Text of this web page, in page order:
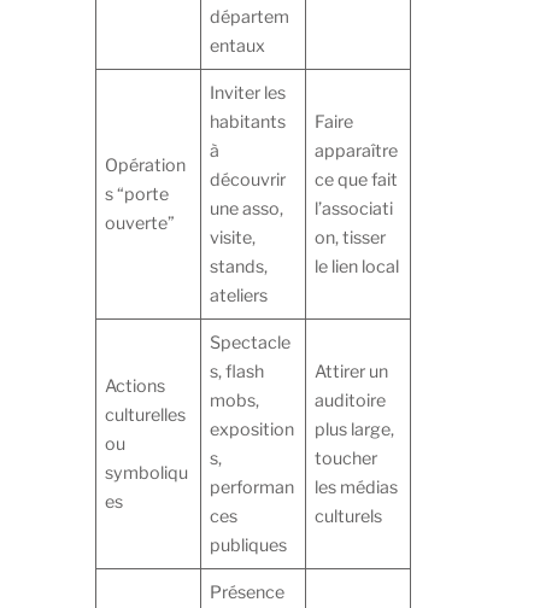
départem
entaux
Opération
s “porte
ouverte”
Inviter les
habitants
à
découvrir
une asso,
visite,
stands,
ateliers
Faire
apparaître
ce que fait
l’associati
on, tisser
le lien local
Actions
culturelles
ou
symboliqu
es
Spectacle
s, flash
mobs,
exposition
s,
performan
ces
publiques
Attirer un
auditoire
plus large,
toucher
les médias
culturels
Présence